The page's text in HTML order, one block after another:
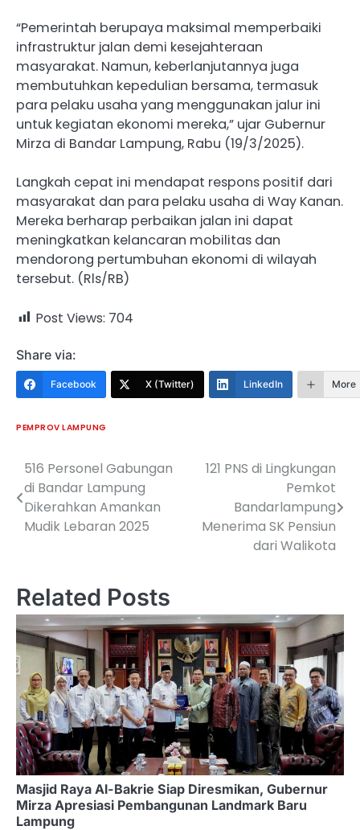
“Pemerintah berupaya maksimal memperbaiki
infrastruktur jalan demi kesejahteraan
masyarakat. Namun, keberlanjutannya juga
membutuhkan kepedulian bersama, termasuk
para pelaku usaha yang menggunakan jalur ini
untuk kegiatan ekonomi mereka,” ujar Gubernur
Mirza di Bandar Lampung, Rabu (19/3/2025).
Langkah cepat ini mendapat respons positif dari
masyarakat dan para pelaku usaha di Way Kanan.
Mereka berharap perbaikan jalan ini dapat
meningkatkan kelancaran mobilitas dan
mendorong pertumbuhan ekonomi di wilayah
tersebut. (Rls/RB)
Post Views: 704
Share via:
Facebook X (Twitter) LinkedIn More
PEMPROV LAMPUNG
Navigasi
pos
516 Personel Gabungan
di Bandar Lampung
Dikerahkan Amankan
Mudik Lebaran 2025
121 PNS di Lingkungan
Pemkot
Bandarlampung
Menerima SK Pensiun
dari Walikota
Related Posts
Masjid Raya Al-Bakrie Siap Diresmikan, Gubernur
Mirza Apresiasi Pembangunan Landmark Baru
Lampung